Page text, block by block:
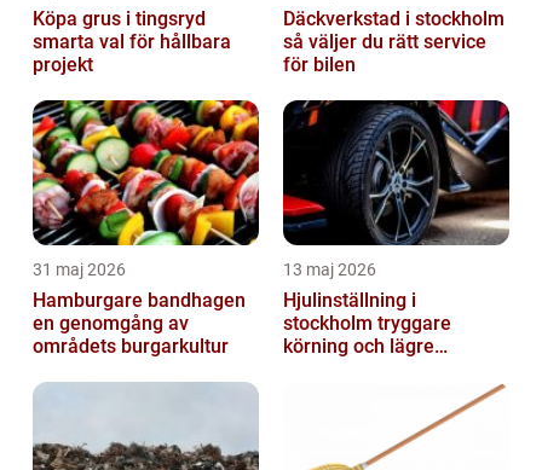
Köpa grus i tingsryd
smarta val för hållbara
projekt
Däckverkstad i stockholm
så väljer du rätt service
för bilen
31 maj 2026
Hamburgare bandhagen
en genomgång av
områdets burgarkultur
13 maj 2026
Hjulinställning i
stockholm tryggare
körning och lägre